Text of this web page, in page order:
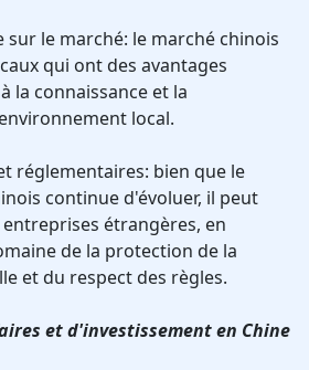
sur le marché: le marché chinois
qui ont des avantages
la connaissance et la
local.
réglementaires: bien que le
continue d'évoluer, il peut
étrangères, en
de la protection de la
et du respect des règles.
et d'investissement en Chine